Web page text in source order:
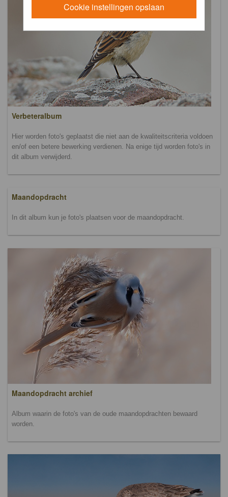
Cookie instellingen opslaan
Verbeteralbum
Hier worden foto's geplaatst die niet aan de kwaliteitscriteria voldoen
en/of een betere bewerking verdienen. Na enige tijd worden foto's in
dit album verwijderd.
Maandopdracht
In dit album kun je foto's plaatsen voor de maandopdracht.
Maandopdracht archief
Album waarin de foto's van de oude maandopdrachten bewaard
worden.